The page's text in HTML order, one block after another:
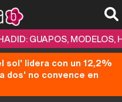
GUAPOS, MODELOS,
sol' lidera con un 12,2%
dos' no convence en